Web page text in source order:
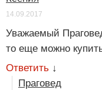
14.09.2017
Уважаемый
то еще можно
Ответить ↓
Праговед